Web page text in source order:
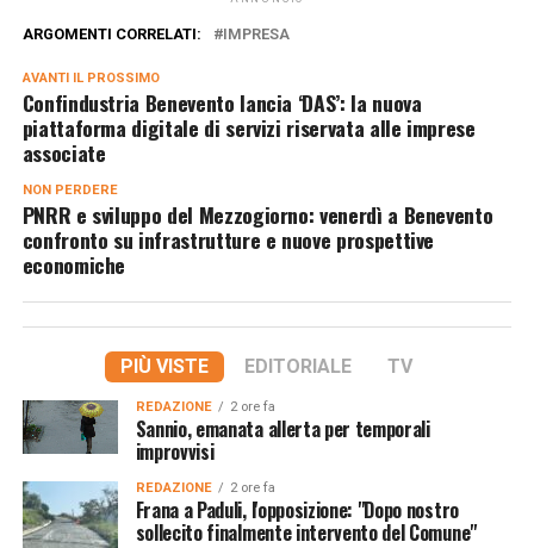
ARGOMENTI CORRELATI: IMPRESA
AVANTI IL ​​PROSSIMO
Confindustria Benevento lancia ‘DAS’: la nuova
piattaforma digitale di servizi riservata alle imprese
associate
NON PERDERE
PNRR e sviluppo del Mezzogiorno: venerdì a Benevento
confronto su infrastrutture e nuove prospettive
economiche
PIÙ VISTE EDITORIALE TV
REDAZIONE 2 ore fa
Sannio, emanata allerta per temporali
improvvisi
REDAZIONE 2 ore fa
Frana a Paduli, l'opposizione: "Dopo nostro
sollecito finalmente intervento del Comune"